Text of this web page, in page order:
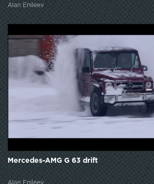
Alan Enileev
Mercedes-AMG G 63 drift
Alan Enileev